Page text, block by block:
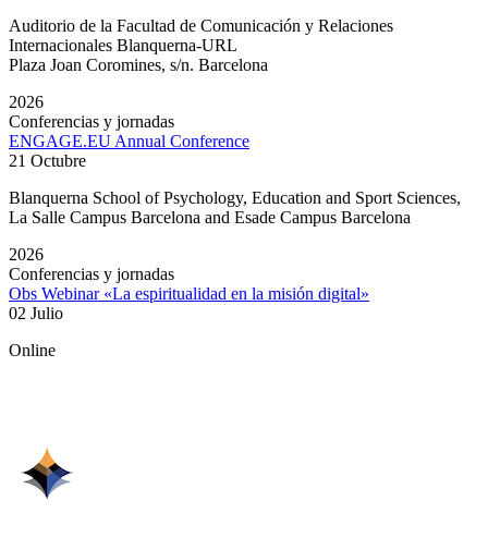
Auditorio de la Facultad de Comunicación y Relaciones
Internacionales Blanquerna-URL
Plaza Joan Coromines, s/n. Barcelona
2026
Conferencias y jornadas
ENGAGE.EU Annual Conference
21 Octubre
Blanquerna School of Psychology, Education and Sport Sciences,
La Salle Campus Barcelona and Esade Campus Barcelona
2026
Conferencias y jornadas
Obs Webinar «La espiritualidad en la misión digital»
02 Julio
Online